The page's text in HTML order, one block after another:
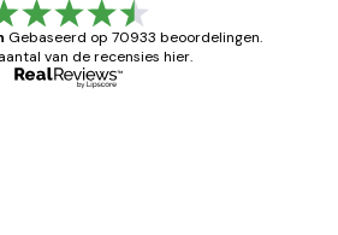
Gebaseerd op 70933 beoordelingen.
van de recensies hier.